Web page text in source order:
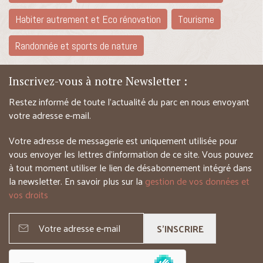
Habiter autrement et Eco rénovation
Tourisme
Randonnée et sports de nature
Inscrivez-vous à notre Newsletter :
Restez informé de toute l’actualité du parc en nous envoyant
votre adresse e-mail.
Votre adresse de messagerie est uniquement utilisée pour
vous envoyer les lettres d’information de ce site. Vous pouvez
à tout moment utiliser le lien de désabonnement intégré dans
la newsletter. En savoir plus sur la gestion de vos données et
vos droits
S'INSCRIRE